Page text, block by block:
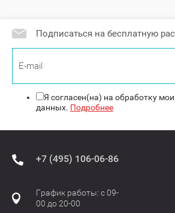
Подписаться на бесплатную
Я согласен(на) на обработку
данных. Подробнее
+7 (495) 106-06-86
График работы: с 09-
00 до 20-00